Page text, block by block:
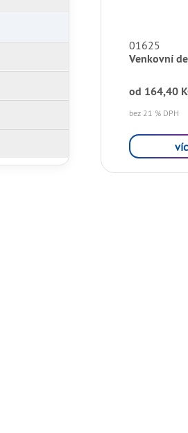
01625
Venkovní
od 164,40
bez 21 % DPH